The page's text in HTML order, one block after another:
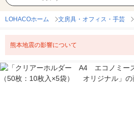
LOHACOホーム 文房具・オフィス・手芸
熊本地震の影響について